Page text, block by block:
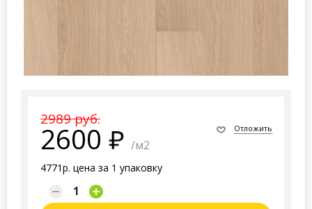
2989 руб.
2600 /м2
4771р. цена за 1 упаковку
Отложить